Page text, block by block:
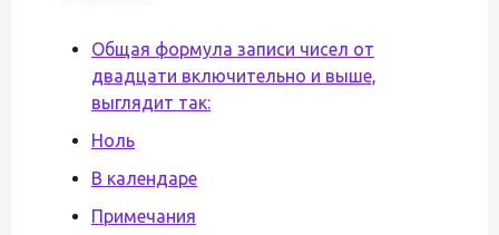
Общая формула записи чисел от
двадцати включительно и выше,
выглядит так:
Ноль
В календаре
Примечания